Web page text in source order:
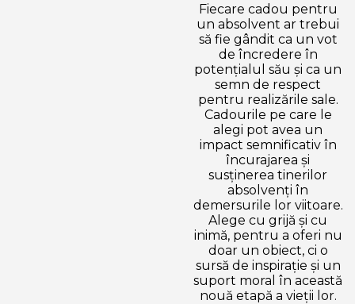
Fiecare cadou pentru
un absolvent ar trebui
să fie gândit ca un vot
de încredere în
potențialul său și ca un
semn de respect
pentru realizările sale.
Cadourile pe care le
alegi pot avea un
impact semnificativ în
încurajarea și
susținerea tinerilor
absolvenți în
demersurile lor viitoare.
Alege cu grijă și cu
inimă, pentru a oferi nu
doar un obiect, ci o
sursă de inspirație și un
suport moral în această
nouă etapă a vieții lor.